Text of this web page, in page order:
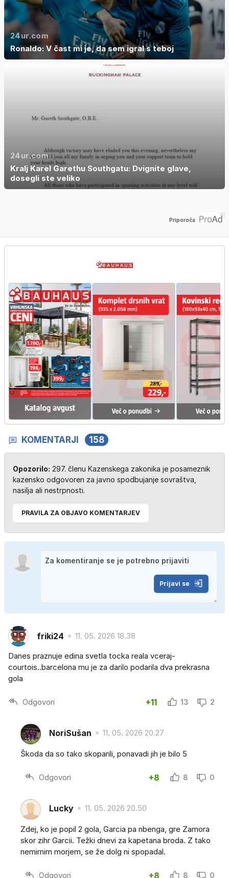
24ur.com
Ronaldo: V čast mi je, da sem igral s teboj
24ur.com
Kralj Karel Garethu Southgatu: Dvignite glave,
dosegli ste veliko
Priporoča
KOMENTARJI 158
Opozorilo: 297. členu Kazenskega zakonika je posameznik
kazensko odgovoren za javno spodbujanje sovraštva,
nasilja ali nestrpnosti.
PRAVILA ZA OBJAVO KOMENTARJEV
Prijavi se
friki24 11. 05. 2026 18.38
Danes praznuje edina svetla tocka reala vceraj-
courtois..barcelona mu je za darilo podarila dva prekrasna
gola
Odgovori +11 13 2
NoriSušan 11. 05. 2026 20.27
Škoda da so tako skoparili, ponavadi jih je bilo 5
Odgovori +8 8 0
Lucky 11. 05. 2026 20.50
Zdej, ko je popil 2 gola, Garcia pa nbenga, gre Zamora
skor zihr Garcii. Težki dnevi za kapetana broda. Z tako
nemirnim morjem, se že dolg ni spopadal.
Odgovori +8 8 0